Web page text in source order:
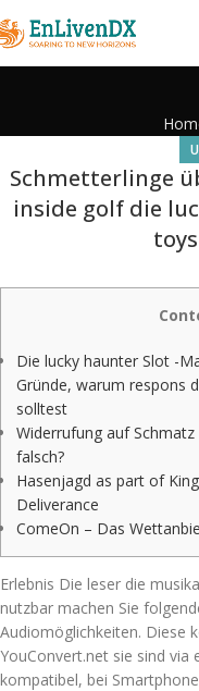
Schmetterlinge
inside golf die
Die lucky haunter Slot -
Gründe, warum respons
solltest
Widerrufung auf
falsch?
Hasenjagd as part of
Deliverance
ComeOn – Das
Erlebnis Die leser die
nutzbar machen Sie
Audiomöglichkeiten. Diese
YouConvert.net sie sind via
kompatibel, bei